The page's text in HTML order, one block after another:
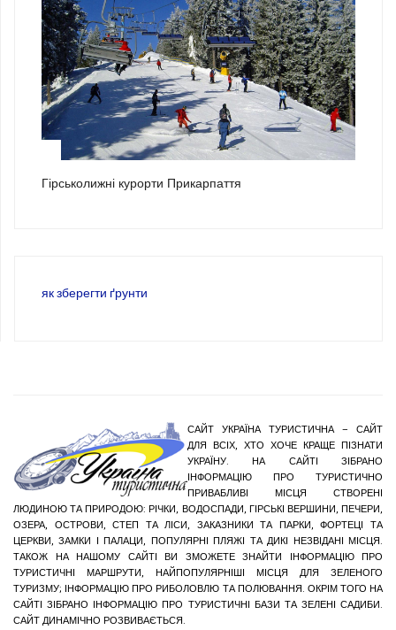
Гірськолижні курорти Прикарпаття
як зберегти ґрунти
САЙТ УКРАЇНА ТУРИСТИЧНА – САЙТ
ДЛЯ ВСІХ, ХТО ХОЧЕ КРАЩЕ ПІЗНАТИ
УКРАЇНУ. НА САЙТІ ЗІБРАНО
ІНФОРМАЦІЮ ПРО ТУРИСТИЧНО
ПРИВАБЛИВІ МІСЦЯ СТВОРЕНІ
ЛЮДИНОЮ ТА ПРИРОДОЮ: РІЧКИ, ВОДОСПАДИ, ГІРСЬКІ ВЕРШИНИ, ПЕЧЕРИ,
ОЗЕРА, ОСТРОВИ, СТЕП ТА ЛІСИ, ЗАКАЗНИКИ ТА ПАРКИ, ФОРТЕЦІ ТА
ЦЕРКВИ, ЗАМКИ І ПАЛАЦИ, ПОПУЛЯРНІ ПЛЯЖІ ТА ДИКІ НЕЗВІДАНІ МІСЦЯ.
ТАКОЖ НА НАШОМУ САЙТІ ВИ ЗМОЖЕТЕ ЗНАЙТИ ІНФОРМАЦІЮ ПРО
ТУРИСТИЧНІ МАРШРУТИ, НАЙПОПУЛЯРНІШІ МІСЦЯ ДЛЯ ЗЕЛЕНОГО
ТУРИЗМУ; ІНФОРМАЦІЮ ПРО РИБОЛОВЛЮ ТА ПОЛЮВАННЯ. ОКРІМ ТОГО НА
САЙТІ ЗІБРАНО ІНФОРМАЦІЮ ПРО ТУРИСТИЧНІ БАЗИ ТА ЗЕЛЕНІ САДИБИ.
САЙТ ДИНАМІЧНО РОЗВИВАЄТЬСЯ.